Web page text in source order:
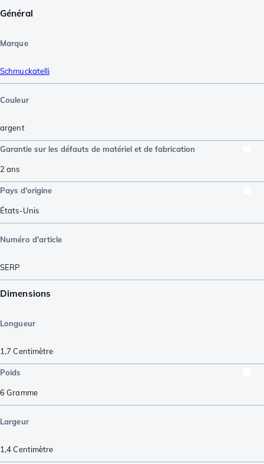
Général
Marque
Schmuckatelli
Couleur
argent
Garantie sur les défauts de matériel et de fabrication
2 ans
Pays d'origine
États-Unis
Numéro d'article
SERP
Dimensions
Longueur
1,7 Centimètre
Poids
6Gramme
Largeur
1,4Centimètre